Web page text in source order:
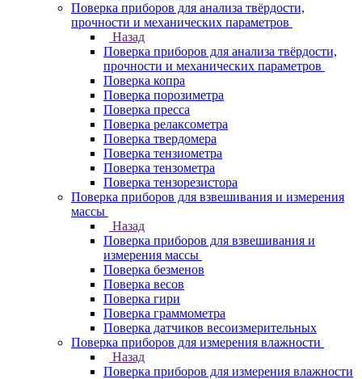
Поверка приборов для анализа твёрдости,
прочности и механических параметров
Назад
Поверка приборов для анализа твёрдости,
прочности и механических параметров
Поверка копра
Поверка порозиметра
Поверка пресса
Поверка релаксометра
Поверка твердомера
Поверка тензиометра
Поверка тензометра
Поверка тензорезистора
Поверка приборов для взвешивания и измерения
массы
Назад
Поверка приборов для взвешивания и
измерения массы
Поверка безменов
Поверка весов
Поверка гири
Поверка граммометра
Поверка датчиков весоизмерительных
Поверка приборов для измерения влажности
Назад
Поверка приборов для измерения влажности